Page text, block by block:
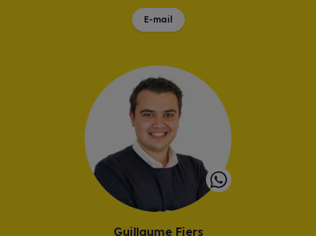
E-mail
Guillaume Fiers